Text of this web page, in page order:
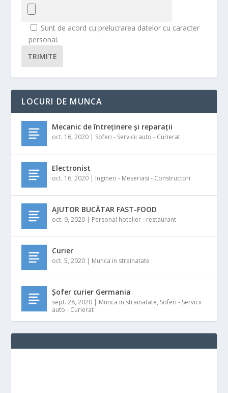
Sunt de acord cu prelucrarea datelor cu caracter
personal.
TRIMITE
LOCURI DE MUNCA
Mecanic de întreținere și reparații
oct. 16, 2020 | Soferi - Servicii auto - Curierat
Electronist
oct. 16, 2020 | Ingineri - Meseriasi - Constructori
AJUTOR BUCĂTAR FAST-FOOD
oct. 9, 2020 | Personal hotelier - restaurant
Curier
oct. 5, 2020 | Munca in strainatate
Șofer curier Germania
sept. 28, 2020 | Munca in strainatate, Soferi - Servicii
auto - Curierat